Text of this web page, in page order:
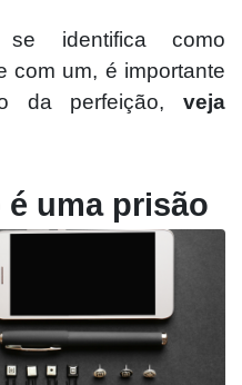
identifica como
com um, é importante
da perfeição, veja
uma prisão